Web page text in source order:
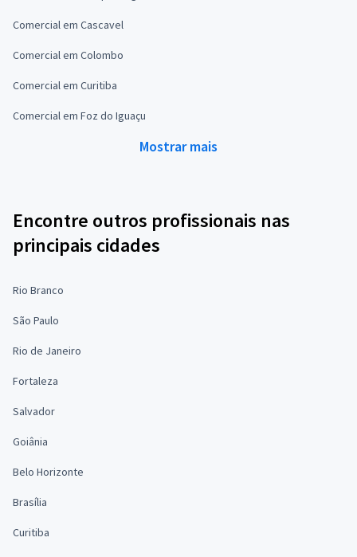
Comercial em Cascavel
Comercial em Colombo
Comercial em Curitiba
Comercial em Foz do Iguaçu
Mostrar mais
Encontre outros profissionais nas
principais cidades
Rio Branco
São Paulo
Rio de Janeiro
Fortaleza
Salvador
Goiânia
Belo Horizonte
Brasília
Curitiba